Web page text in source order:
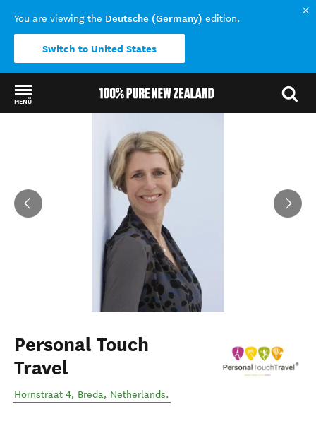
You are viewing the Deutsche (Germany) edition.
Switch to United States
MENÜ
Personal Touch
Travel
Hornstraat 4, Breda, Netherlands.